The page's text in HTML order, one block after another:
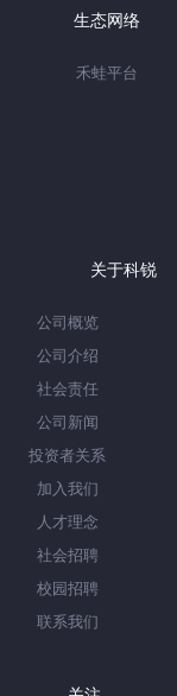
生态网络
禾蛙平台
关于科锐
公司概览
公司介绍
社会责任
公司新闻
投资者关系
加入我们
人才理念
社会招聘
校园招聘
联系我们